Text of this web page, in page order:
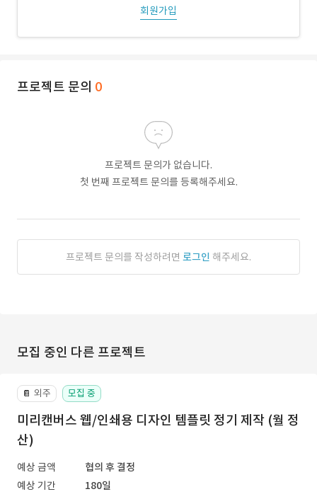
회원가입
프로젝트 문의 0
프로젝트 문의가 없습니다.
첫 번째 프로젝트 문의를 등록해주세요.
프로젝트 문의를 작성하려면 로그인 해주세요.
모집 중인 다른 프로젝트
📔 외주 모집 중
미리캔버스 웹/인쇄용 디자인 템플릿 정기 제작 (월 정
산)
예상 금액
협의 후 결정
예상 기간
180일